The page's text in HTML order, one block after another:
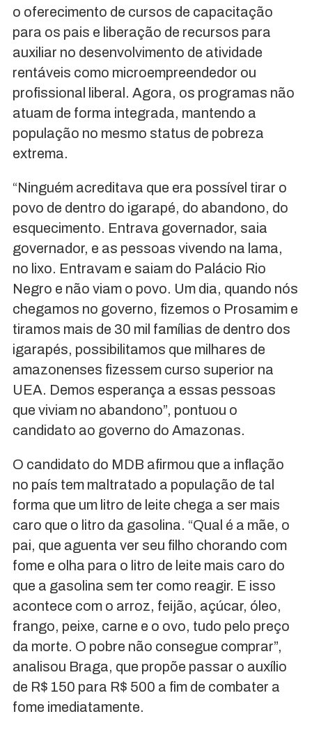
o oferecimento de cursos de capacitação
para os pais e liberação de recursos para
auxiliar no desenvolvimento de atividade
rentáveis como microempreendedor ou
profissional liberal. Agora, os programas não
atuam de forma integrada, mantendo a
população no mesmo status de pobreza
extrema.
“Ninguém acreditava que era possível tirar o
povo de dentro do igarapé, do abandono, do
esquecimento. Entrava governador, saia
governador, e as pessoas vivendo na lama,
no lixo. Entravam e saiam do Palácio Rio
Negro e não viam o povo. Um dia, quando nós
chegamos no governo, fizemos o Prosamim e
tiramos mais de 30 mil famílias de dentro dos
igarapés, possibilitamos que milhares de
amazonenses fizessem curso superior na
UEA. Demos esperança a essas pessoas
que viviam no abandono”, pontuou o
candidato ao governo do Amazonas.
O candidato do MDB afirmou que a inflação
no país tem maltratado a população de tal
forma que um litro de leite chega a ser mais
caro que o litro da gasolina. “Qual é a mãe, o
pai, que aguenta ver seu filho chorando com
fome e olha para o litro de leite mais caro do
que a gasolina sem ter como reagir. E isso
acontece com o arroz, feijão, açúcar, óleo,
frango, peixe, carne e o ovo, tudo pelo preço
da morte. O pobre não consegue comprar”,
analisou Braga, que propõe passar o auxílio
de R$ 150 para R$ 500 a fim de combater a
fome imediatamente.